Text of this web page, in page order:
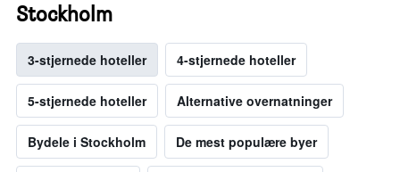
Stockholm
3-stjernede hoteller 4-stjernede hoteller
5-stjernede hoteller Alternative overnatninger
Bydele i Stockholm De mest populære byer